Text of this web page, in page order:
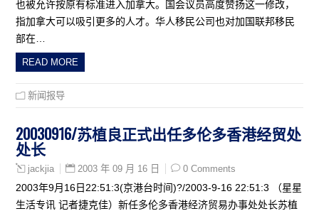
也被允许按原有标准进入加拿大。国会议员高度赞扬这一修改，
指加拿大可以吸引更多的人才。华人移民公司也对加国联邦移民
部在…
READ MORE
新闻报导
20030916/苏植良正式出任多伦多香港经贸处
处长
jackjia 2003 年 09 月 16 日 0 Comments
2003年9月16日22:51:3(京港台时间)?/2003-9-16 22:51:3 （星星
生活专讯 记者捷克佳）新任多伦多香港经济贸易办事处处长苏植